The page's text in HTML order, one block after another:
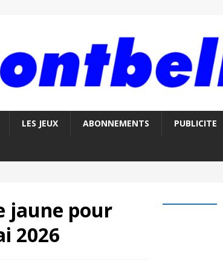
LES JEUX ABONNEMENTS PUBLICITE
jaune pour
2026